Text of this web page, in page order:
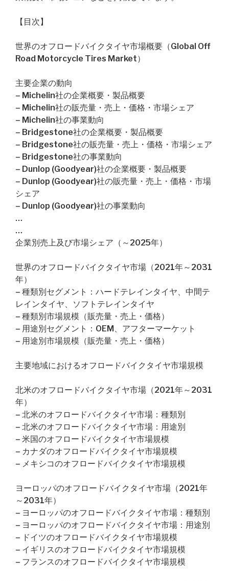
【目次】
世界のオフロードバイクタイヤ市場概要（Global Off
Road Motorcycle Tires Market）
主要企業の動向
– Michelin社の企業概要・製品概要
– Michelin社の販売量・売上・価格・市場シェア
– Michelin社の事業動向
– Bridgestone社の企業概要・製品概要
– Bridgestone社の販売量・売上・価格・市場シェア
– Bridgestone社の事業動向
– Dunlop (Goodyear)社の企業概要・製品概要
– Dunlop (Goodyear)社の販売量・売上・価格・市場
シェア
– Dunlop (Goodyear)社の事業動向
…
…
企業別売上及び市場シェア（～2025年）
世界のオフロードバイクタイヤ市場（2021年～2031
年）
– 種類別セグメント：ハードテレインタイヤ、中間テ
レインタイヤ、ソフトテレインタイヤ
– 種類別市場規模（販売量・売上・価格）
– 用途別セグメント：OEM、アフターマーケット
– 用途別市場規模（販売量・売上・価格）
主要地域におけるオフロードバイクタイヤ市場規模
北米のオフロードバイクタイヤ市場（2021年～2031
年）
– 北米のオフロードバイクタイヤ市場：種類別
– 北米のオフロードバイクタイヤ市場：用途別
– 米国のオフロードバイクタイヤ市場規模
– カナダのオフロードバイクタイヤ市場規模
– メキシコのオフロードバイクタイヤ市場規模
ヨーロッパのオフロードバイクタイヤ市場（2021年
～2031年）
– ヨーロッパのオフロードバイクタイヤ市場：種類別
– ヨーロッパのオフロードバイクタイヤ市場：用途別
– ドイツのオフロードバイクタイヤ市場規模
– イギリスのオフロードバイクタイヤ市場規模
– フランスのオフロードバイクタイヤ市場規模